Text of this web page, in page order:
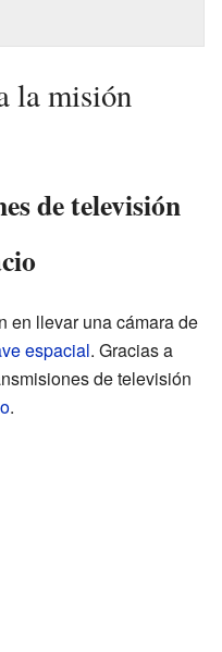
la misión
de televisión
en llevar una cámara de
espacial. Gracias a
de televisión
.